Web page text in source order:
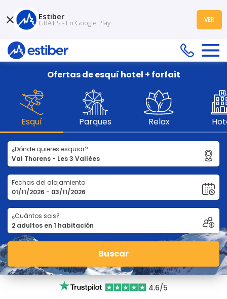
Ofertas de esquí hotel + forfait
Esquí Parques Relax
¿Dónde quieres esquiar?
Fechas del alojamiento
¿Cuántos sois?
Buscar
4.6/5
Estiber
GRATIS - En Google Play VER